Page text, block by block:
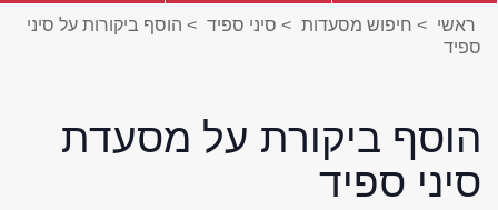
ראשי > חיפוש מסעדות > סיני ספיד > הוסף ביקורות על סיני
ספיד
הוסף ביקורת על מסעדת
סיני ספיד